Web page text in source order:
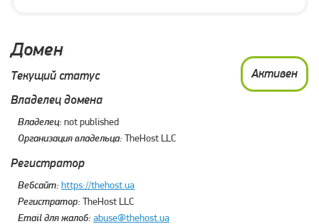
Домен
Текущий статус
Активен
Владелец домена
Владелец:not published
Организация владельца:TheHost LLC
Регистратор
Вебсайт:https://thehost.ua
Регистратор:TheHost LLC
Email для жалоб:abuse@thehost.ua